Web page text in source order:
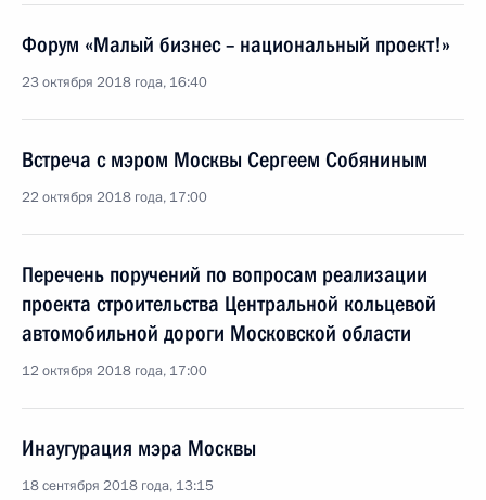
Форум «Малый бизнес – национальный проект!»
23 октября 2018 года, 16:40
Встреча с мэром Москвы Сергеем Собяниным
22 октября 2018 года, 17:00
Перечень поручений по вопросам реализации
проекта строительства Центральной кольцевой
автомобильной дороги Московской области
12 октября 2018 года, 17:00
Инаугурация мэра Москвы
18 сентября 2018 года, 13:15